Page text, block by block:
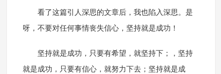
看了这篇引人深思的文章后，我也陷入深思。是
呀，不要对任何事情丧失信心，坚持就是成功！
坚持就是成功，只要有希望，就坚持下；，坚持
就是成功，只要有信心，就努力下去；坚持就是成